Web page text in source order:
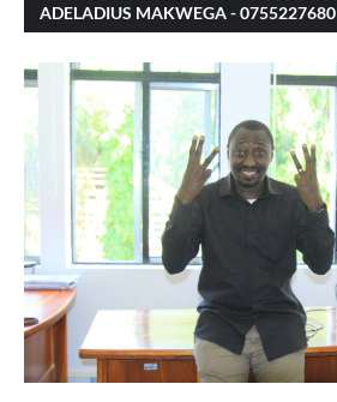
ADELADIUS MAKWEGA - 0755227680